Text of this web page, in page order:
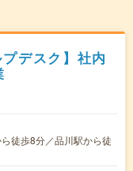
デスク】社内
徒歩8分／品川駅から徒